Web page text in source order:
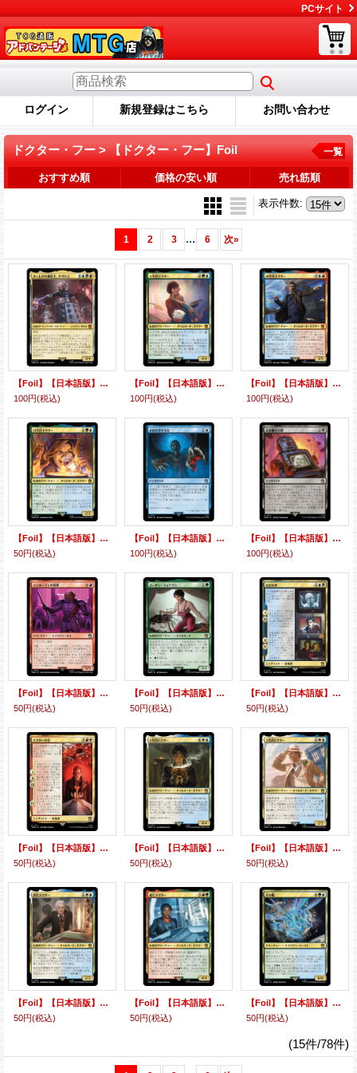
PCサイト
ログイン 新規登録はこちら お問い合わせ
ドクター・フー > 【ドクター・フー】Foil 一覧
おすすめ順 価格の安い順 売れ筋順
表示件数:
1 2 3 ... 6 次»
【Foil】【日本語版】ダーレクの創造主、ダヴロス/Davros, Dalek Creator
100円(税込)
【Foil】【日本語版】４代目ドクター/The Fourth Doctor
100円(税込)
【Foil】【日本語版】10代目ドクター/The Tenth Doctor
100円(税込)
【Foil】【日本語版】13代目ドクター/The Thirteenth Doctor
50円(税込)
【Foil】【日本語版】まばたきするな/Don't Blink
100円(税込)
【Foil】【日本語版】玩具職人の罠/The Toymaker's Trap
100円(税込)
【Foil】【日本語版】ソンターランの将軍/Sontaran General
50円(税込)
【Foil】【日本語版】スーザン・フォアマン/Susan Foreman
50円(税込)
【Foil】【日本語版】まばたき/Blink
50円(税込)
【Foil】【日本語版】ドクターの日/The Day of the Doctor
50円(税込)
【Foil】【日本語版】８代目ドクター/The Eighth Doctor
50円(税込)
【Foil】【日本語版】５代目ドクター/The Fifth Doctor
50円(税込)
【Foil】【日本語版】初代ドクター/The First Doctor
50円(税込)
【Foil】【日本語版】逃亡ドクター/The Fugitive Doctor
50円(税込)
【Foil】【日本語版】月の雛/Lunar Hatchling
50円(税込)
(15件/78件)